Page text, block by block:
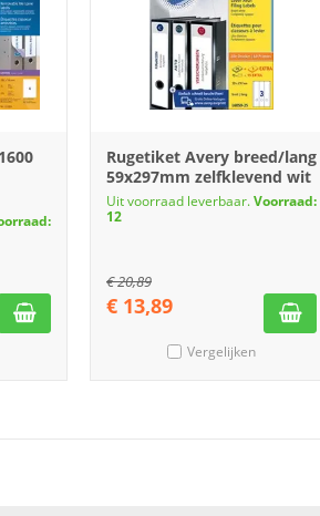
Rugetiket Avery breed/lang
59x297mm zelfklevend wit
Uit voorraad leverbaar.Voorraad:
12
€20,89
€ 13,89
Vergelijken